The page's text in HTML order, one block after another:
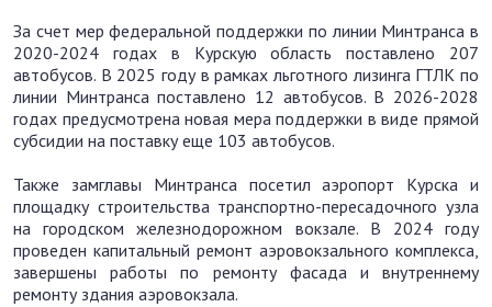
За счет мер федеральной поддержки по линии Минтранса в
2020-2024 годах в Курскую область поставлено 207
автобусов. В 2025 году в рамках льготного лизинга ГТЛК по
линии Минтранса поставлено 12 автобусов. В 2026-2028
годах предусмотрена новая мера поддержки в виде прямой
субсидии на поставку еще 103 автобусов.
Также замглавы Минтранса посетил аэропорт Курска и
площадку строительства транспортно-пересадочного узла
на городском железнодорожном вокзале. В 2024 году
проведен капитальный ремонт аэровокзального комплекса,
завершены работы по ремонту фасада и внутреннему
ремонту здания аэровокзала.